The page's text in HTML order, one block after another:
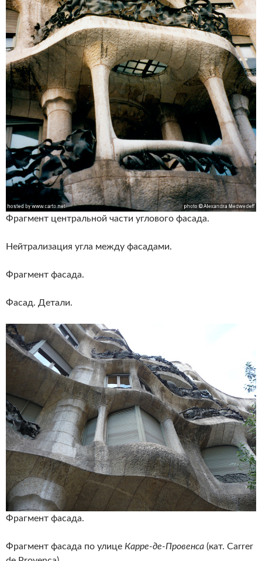
Фрагмент центральной части углового фасада.
Нейтрализация угла между фасадами.
Фрагмент фасада.
Фасад. Детали.
Фрагмент фасада.
Фрагмент фасада по улице Карре-де-Провенса (кат. Carrer